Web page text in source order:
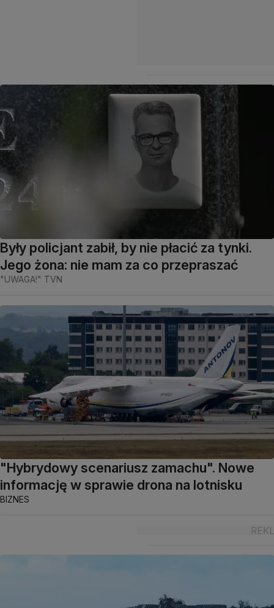
Były policjant zabił, by nie płacić za tynki.
Jego żona: nie mam za co przepraszać
"UWAGA!" TVN
"Hybrydowy scenariusz zamachu". Nowe
informację w sprawie drona na lotnisku
BIZNES